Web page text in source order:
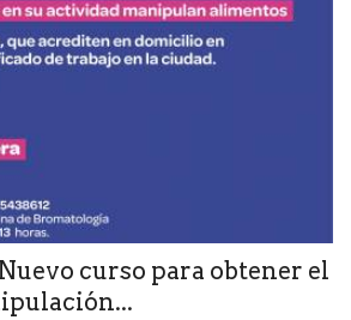
curso para obtener el